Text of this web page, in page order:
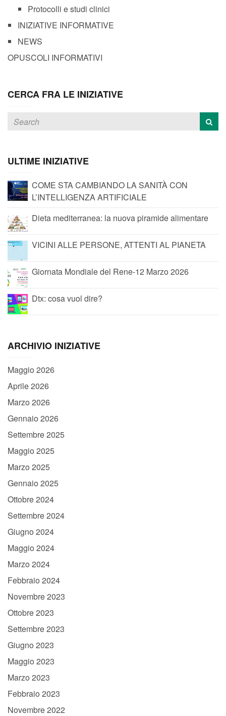
Protocolli e studi clinici
INIZIATIVE INFORMATIVE
NEWS
OPUSCOLI INFORMATIVI
CERCA FRA LE INIZIATIVE
ULTIME INIZIATIVE
COME STA CAMBIANDO LA SANITÀ CON
L’INTELLIGENZA ARTIFICIALE
Dieta mediterranea: la nuova piramide alimentare
VICINI ALLE PERSONE, ATTENTI AL PIANETA
Giornata Mondiale del Rene-12 Marzo 2026
Dtx: cosa vuol dire?
ARCHIVIO INIZIATIVE
Maggio 2026
Aprile 2026
Marzo 2026
Gennaio 2026
Settembre 2025
Maggio 2025
Marzo 2025
Gennaio 2025
Ottobre 2024
Settembre 2024
Giugno 2024
Maggio 2024
Marzo 2024
Febbraio 2024
Novembre 2023
Ottobre 2023
Settembre 2023
Giugno 2023
Maggio 2023
Marzo 2023
Febbraio 2023
Novembre 2022